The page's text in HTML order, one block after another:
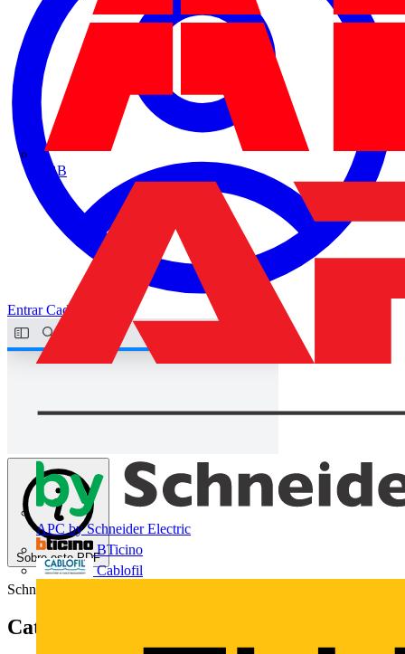
ABB
APC by Schneider Electric
BTicino
Cablofil
EntrarCadastrar
Sobre este PDF
Schneider Electric
Catálogo Transformadores: Resiglas